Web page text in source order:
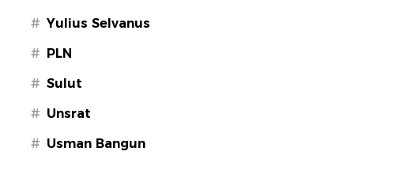
# Yulius Selvanus
# PLN
# Sulut
# Unsrat
# Usman Bangun